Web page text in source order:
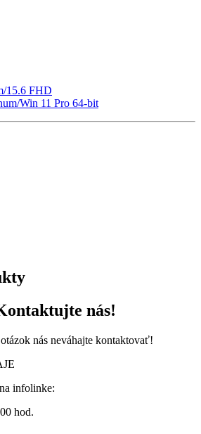
15.6 FHD
Win 11 Pro 64-bit
nás!
nás neváhajte kontaktovať!
infolinke:
hod.